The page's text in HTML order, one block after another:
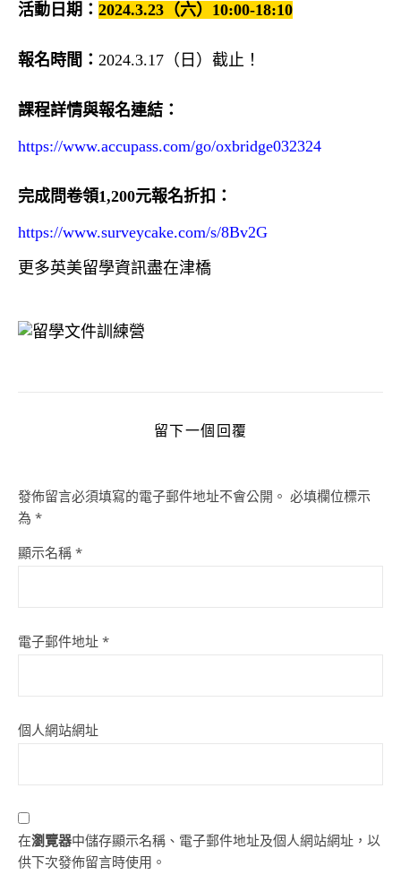
活動日期： 2024.3.23（六）10:00-18:10
報名時間： 2024.3.17（日）截止！
課程詳情與報名連結：
https://www.accupass.com/go/oxbridge032324
完成問卷領1,200元報名折扣：
https://www.surveycake.com/s/8Bv2G
更多英美留學資訊盡在津橋
留下一個回覆
發佈留言必須填寫的電子郵件地址不會公開。 必填欄位標示
為 *
顯示名稱 *
電子郵件地址 *
個人網站網址
在瀏覽器中儲存顯示名稱、電子郵件地址及個人網站網址，以
供下次發佈留言時使用。